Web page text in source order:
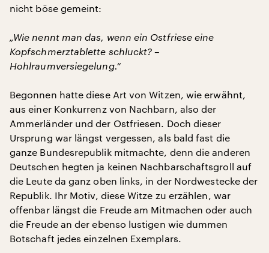
nicht böse gemeint:
„Wie nennt man das, wenn ein Ostfriese eine
Kopfschmerztablette schluckt? –
Hohlraumversiegelung.“
Begonnen hatte diese Art von Witzen, wie erwähnt,
aus einer Konkurrenz von Nachbarn, also der
Ammerländer und der Ostfriesen. Doch dieser
Ursprung war längst vergessen, als bald fast die
ganze Bundesrepublik mitmachte, denn die anderen
Deutschen hegten ja keinen Nachbarschaftsgroll auf
die Leute da ganz oben links, in der Nordwestecke der
Republik. Ihr Motiv, diese Witze zu erzählen, war
offenbar längst die Freude am Mitmachen oder auch
die Freude an der ebenso lustigen wie dummen
Botschaft jedes einzelnen Exemplars.